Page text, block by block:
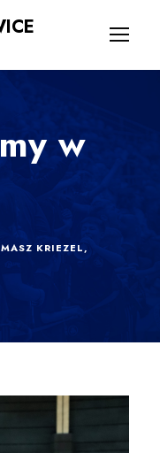
w
KRIEZEL,